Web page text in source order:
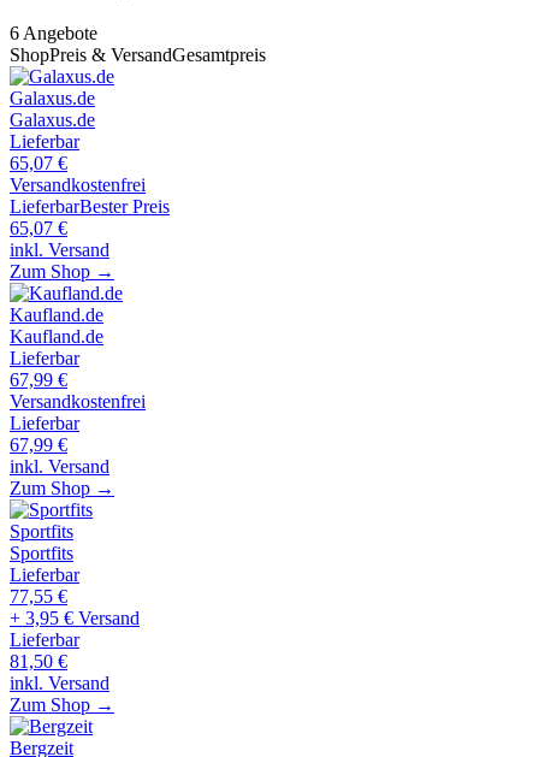
6 Angebote
ShopPreis & VersandGesamtpreis
Galaxus.de
Galaxus.de
Lieferbar
65,07 €
Versandkostenfrei
LieferbarBester Preis
65,07 €
inkl. Versand
Zum Shop →
Kaufland.de
Kaufland.de
Lieferbar
67,99 €
Versandkostenfrei
Lieferbar
67,99 €
inkl. Versand
Zum Shop →
Sportfits
Sportfits
Lieferbar
77,55 €
+ 3,95 € Versand
Lieferbar
81,50 €
inkl. Versand
Zum Shop →
Bergzeit